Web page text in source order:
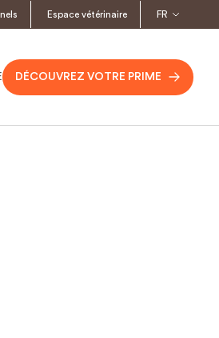
Espace vétérinaire FR
DÉCOUVREZ VOTRE PRIME